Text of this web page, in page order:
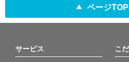
ページ
サービス こ